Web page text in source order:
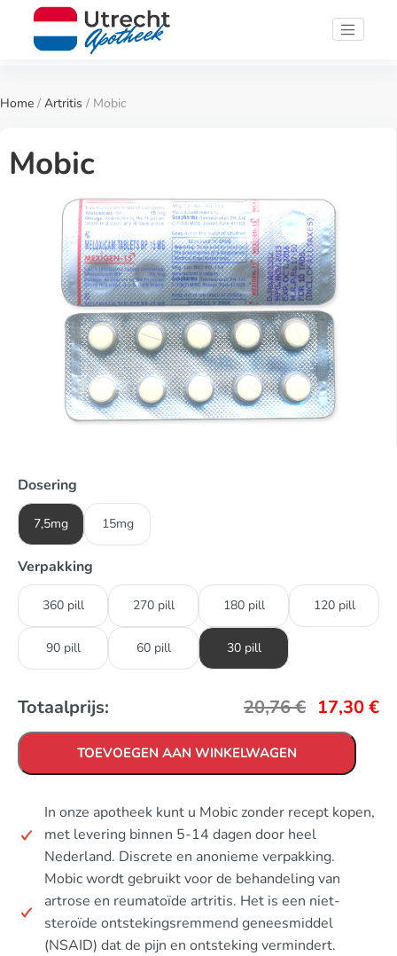
Home / Artritis / Mobic
Mobic
Dosering
7,5mg 15mg
Verpakking
360 pill 270 pill 180 pill 120 pill
90 pill 60 pill 30 pill
Totaalprijs: 20,76€ 17,30€
TOEVOEGEN AAN WINKELWAGEN
In onze apotheek kunt u Mobic zonder recept kopen,
met levering binnen 5-14 dagen door heel
Nederland. Discrete en anonieme verpakking.
Mobic wordt gebruikt voor de behandeling van
artrose en reumatoïde artritis. Het is een niet-
steroïde ontstekingsremmend geneesmiddel
(NSAID) dat de pijn en ontsteking vermindert.